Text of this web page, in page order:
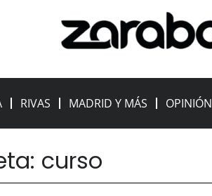
RIVAS MADRID Y MÁS OPINIÓN
curso